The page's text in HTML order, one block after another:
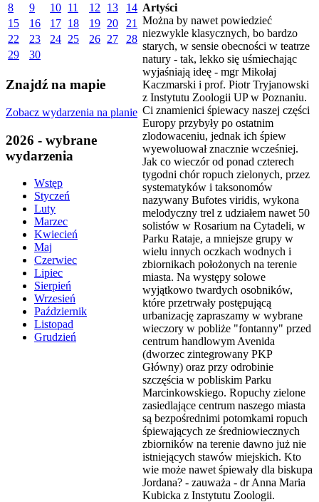
8
9 10 11 12 13
14
15
16 17 18 19 20
21
22
23 24 25 26 27
28
29
30
Znajdź na mapie
Zobacz wydarzenia na planie
2026 - wybrane
wydarzenia
Wstęp
Styczeń
Luty
Marzec
Kwiecień
Maj
Czerwiec
Lipiec
Sierpień
Wrzesień
Październik
Listopad
Grudzień
Artyści
Można by nawet powiedzieć
niezwykle klasycznych, bo bardzo
starych, w sensie obecności w teatrze
natury - tak, lekko się uśmiechając
wyjaśniają ideę - mgr Mikołaj
Kaczmarski i prof. Piotr Tryjanowski
z Instytutu Zoologii UP w Poznaniu.
Ci znamienici śpiewacy naszej części
Europy przybyły po ostatnim
zlodowaceniu, jednak ich śpiew
wyewoluował znacznie wcześniej.
Jak co wieczór od ponad czterech
tygodni chór ropuch zielonych, przez
systematyków i taksonomów
nazywany Bufotes viridis, wykona
melodyczny trel z udziałem nawet 50
solistów w Rosarium na Cytadeli, w
Parku Rataje, a mniejsze grupy w
wielu innych oczkach wodnych i
zbiornikach położonych na terenie
miasta. Na występy solowe
wyjątkowo twardych osobników,
które przetrwały postępującą
urbanizację zapraszamy w wybrane
wieczory w pobliże "fontanny" przed
centrum handlowym Avenida
(dworzec zintegrowany PKP
Główny) oraz przy odrobinie
szczęścia w pobliskim Parku
Marcinkowskiego. Ropuchy zielone
zasiedlające centrum naszego miasta
są bezpośrednimi potomkami ropuch
śpiewających ze średniowiecznych
zbiorników na terenie dawno już nie
istniejących stawów miejskich. Kto
wie może nawet śpiewały dla biskupa
Jordana? - zauważa - dr Anna Maria
Kubicka z Instytutu Zoologii.